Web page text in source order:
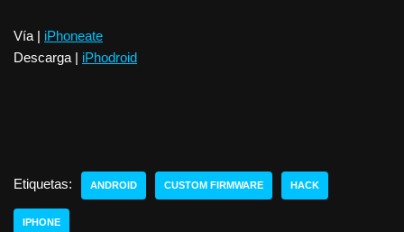
Vía | iPhoneate
Descarga | iPhodroid
Etiquetas: ANDROID CUSTOM FIRMWARE HACK
IPHONE